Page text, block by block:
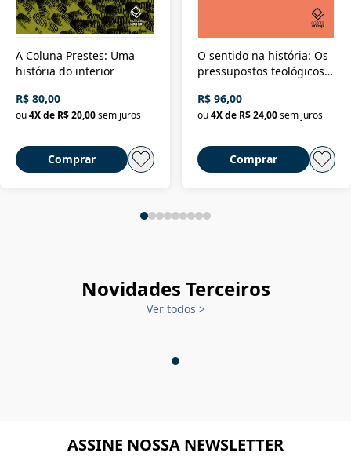
A Coluna Prestes: Uma
história do interior
R$ 80,00
ou4X de R$ 20,00sem juros
Comprar
O sentido na história: Os
pressupostos teológicos
R$ 96,00
ou 4X de R$ 24,00 sem juros
Comprar
Novidades Terceiros
Ver todos >
ASSINE NOSSA NEWSLETTER